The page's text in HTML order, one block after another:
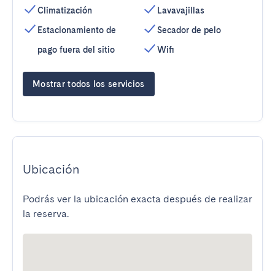
Climatización
Estacionamiento de
pago fuera del sitio
Lavavajillas
Secador de pelo
Wifi
Mostrar todos los servicios
Ubicación
Podrás ver la ubicación exacta después de realizar
la reserva.